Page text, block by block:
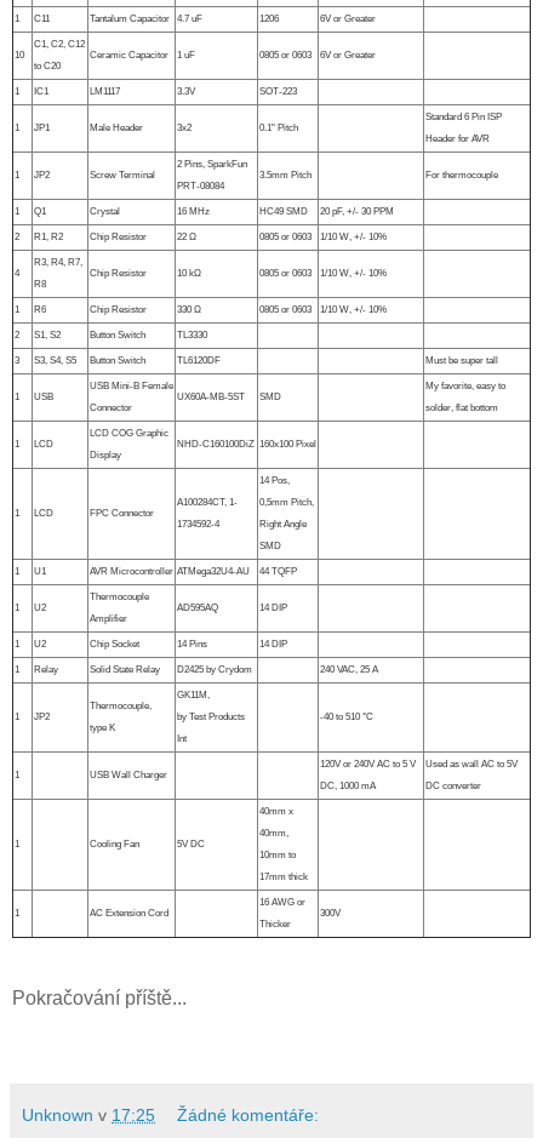
1 C11 Tantalum Capacitor 4.7 uF 1206 6V or Greater
10
C1, C2, C12
to C20
Ceramic Capacitor 1 uF 0805 or 0603 6V or Greater
1 IC1 LM1117 3.3V SOT-223
1 JP1 Male Header 3x2 0.1" Pitch
Standard 6 Pin ISP
Header for AVR
1 JP2 Screw Terminal
2 Pins, SparkFun
PRT-08084
3.5mm Pitch For thermocouple
1 Q1 Crystal 16 MHz HC49 SMD 20 pF, +/- 30 PPM
2 R1, R2 Chip Resistor 22 Ω 0805 or 0603 1/10 W, +/- 10%
4
R3, R4, R7,
R8
Chip Resistor 10 kΩ 0805 or 0603 1/10 W, +/- 10%
1 R6 Chip Resistor 330 Ω 0805 or 0603 1/10 W, +/- 10%
2 S1, S2 Button Switch TL3330
3 S3, S4, S5 Button Switch TL6120DF Must be super tall
1 USB
USB Mini-B Female
Connector
UX60A-MB-5ST SMD
My favorite, easy to
solder, flat bottom
1 LCD
LCD COG Graphic
Display
NHD-C160100DiZ 160x100 Pixel
1 LCD FPC Connector
A100284CT, 1-
1734592-4
14 Pos,
0,5mm Pitch,
Right Angle
SMD
1 U1 AVR Microcontroller ATMega32U4-AU 44 TQFP
1 U2
Thermocouple
Amplifier
AD595AQ 14 DIP
1 U2 Chip Socket 14 Pins 14 DIP
1 Relay Solid State Relay D2425 by Crydom 240 VAC, 25 A
1 JP2
Thermocouple,
type K
GK11M,
by Test Products
Int
-40 to 510 °C
1 USB Wall Charger
120V or 240V AC to 5 V
DC, 1000 mA
Used as wall AC to 5V
DC converter
1 Cooling Fan 5V DC
40mm x
40mm,
10mm to
17mm thick
1 AC Extension Cord
16 AWG or
Thicker
300V
Pokračování příště...
Unknown v 17:25 Žádné komentáře: